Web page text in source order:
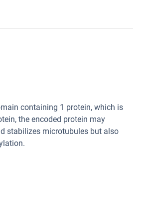
containing 1 protein, which is
the encoded protein may
stabilizes microtubules but also